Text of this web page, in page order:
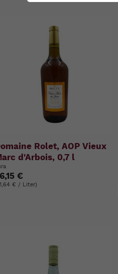
Rolet, AOP Vieux
d'Arbois, 0,7 l
€
€ / Liter)